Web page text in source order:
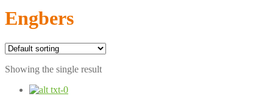
Engbers
Showing the single result